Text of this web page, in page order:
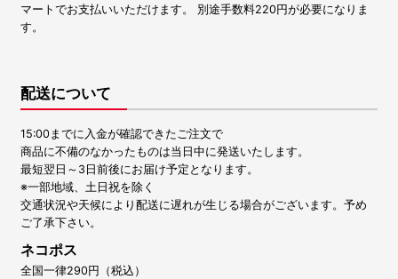
マートでお支払いいただけます。 別途手数料220円が必要になりま
す。
配送について
15:00までに入金が確認できたご注文で
商品に不備のなかったものは当日中に発送いたします。
最短翌日～3日前後にお届け予定となります。
※一部地域、土日祝を除く
交通状況や天候により配送に遅れが生じる場合がございます。予め
ご了承下さい。
ネコポス
全国一律290円（税込）